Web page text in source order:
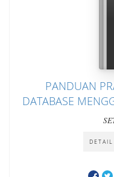
PANDUAN
DATABASE